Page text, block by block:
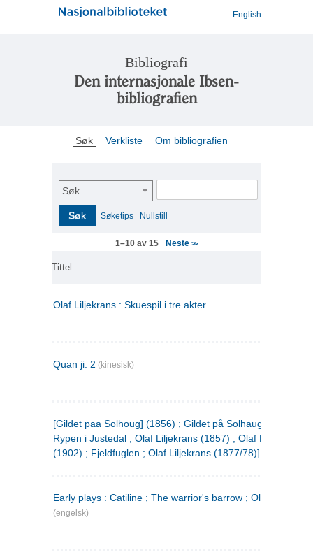
English
Bibliografi
Den internasjonale Ibsen-
bibliografien
Søk Verkliste Om bibliografien
Søk
Søk Søketips Nullstill
1–10 av 15 Neste>>
Tittel
Olaf Liljekrans : Skuespil i tre akter
Quan ji. 2 (kinesisk)
[Gildet paa Solhoug] (1856) ; Gildet på Solhaug (1883) ;
Rypen i Justedal ; Olaf Liljekrans (1857) ; Olaf Liljekrans
(1902) ; Fjeldfuglen ; Olaf Liljekrans (1877/78)]
Early plays : Catiline ; The warrior's barrow ; Olaf Liljekrans
(engelsk)